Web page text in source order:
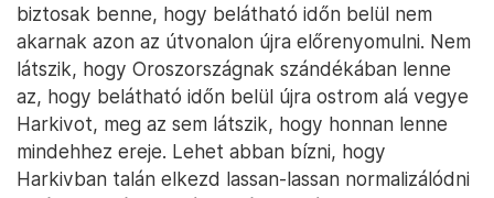
biztosak benne, hogy belátható időn belül nem
akarnak azon az útvonalon újra előrenyomulni. Nem
látszik, hogy Oroszországnak szándékában lenne
az, hogy belátható időn belül újra ostrom alá vegye
Harkivot, meg az sem látszik, hogy honnan lenne
mindehhez ereje. Lehet abban bízni, hogy
Harkivban talán elkezd lassan-lassan normalizálódni